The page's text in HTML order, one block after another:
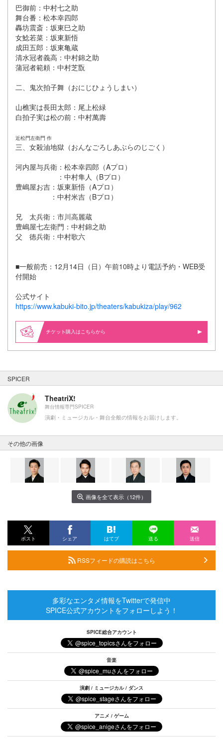
巴御前：中村七之助
舞台番：松本幸四郎
轟坊震斎：坂東巳之助
女鯰若菜：坂東新悟
成田五郎：坂東亀蔵
清水冠者義高：中村錦之助
蒲冠者範頼：中村芝翫
二、鬼次拍子舞（おにじひょうしまい）
山樵実は長田太郎：尾上松緑
白拍子実は松の前：中村萬壽
近松門左衛門 作
三、女殺油地獄（おんなごろしあぶらのじごく）
河内屋与兵衛：松本幸四郎（Aプロ）
：中村隼人（Bプロ）
豊嶋屋お吉：坂東新悟（Aプロ）
：中村米吉（Bプロ）
兄 太兵衛：市川高麗蔵
豊嶋屋七左衛門：中村錦之助
父 徳兵衛：中村歌六
■一般前売：12月14日（日）午前10時より電話予約・WEB受
付開始
公式サイト
https://www.kabuki-bito.jp/theaters/kabukiza/play/962
購入はこちらから
SPICER
TheatriX!
舞台情報専門SPICER
演劇・ミュージカル・舞台全般の情報をお届けします。
その他の画像
画像を全て表示（12件）
ポスト シェア はてブ 送る 送信
RSSフィードの購読はこちら
多彩なエンタメ情報をTwitterで発信中
SPICE公式アカウントをフォローしよう！
SPICE総合アカウント
音楽
演劇 / ミュージカル / ダンス
アニメ / ゲーム